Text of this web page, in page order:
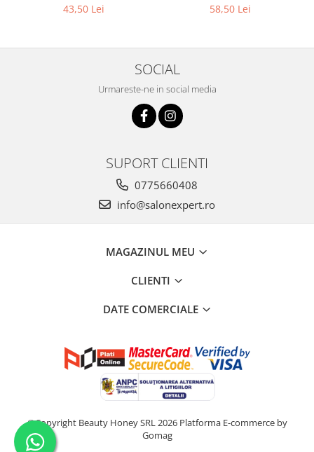
Total, 200 ml
43,50 Lei
Volum Instant & Control
58,50 Lei
SOCIAL
Urmareste-ne in social media
SUPORT CLIENTI
0775660408
info@salonexpert.ro
MAGAZINUL MEU
CLIENTI
DATE COMERCIALE
©Copyright Beauty Honey SRL 2026 Platforma E-commerce by
Gomag